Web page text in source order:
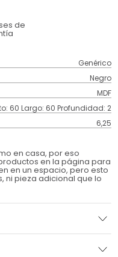
de
Genérico
Negro
MDF
60 Largo: 60 Profundidad: 2
6,25
en casa, por eso
en la página para
en un espacio, pero esto
ni pieza adicional que lo